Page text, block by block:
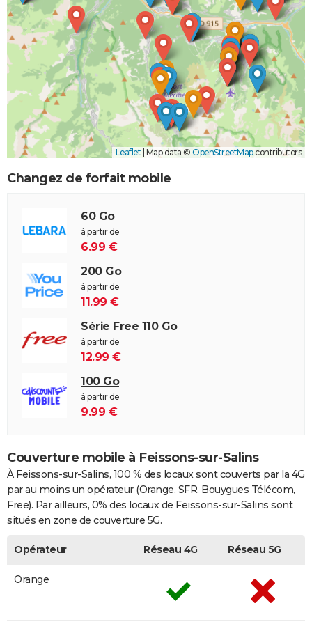
Leaflet Map data © OpenStreetMapcontributors
Changez de forfait mobile
60 Go
à partir de
6.99 €
200 Go
à partir de
11.99 €
Série Free 110 Go
à partir de
12.99 €
100 Go
à partir de
9.99 €
Couverture mobile à Feissons-sur-Salins
À Feissons-sur-Salins, 100 % des locaux sont couverts par la 4G
par au moins un opérateur (Orange, SFR, Bouygues Télécom,
Free). Par ailleurs, 0% des locaux de Feissons-sur-Salins sont
situés en zone de couverture 5G.
Opérateur Réseau 4G Réseau 5G
Orange